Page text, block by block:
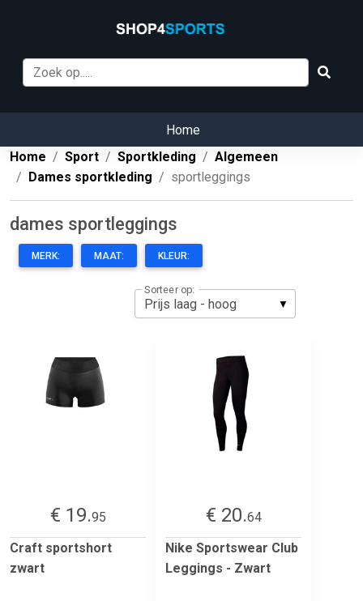
Home
Home
Sport Sportkleding
Algemeen
Dames sportkleding
sportleggings
dames sportleggings
MERK: MAAT: KLEUR:
Sorteer op:
€ 19.95
Craft sportshort
zwart
€ 20.64
Nike Sportswear Club
Leggings - Zwart